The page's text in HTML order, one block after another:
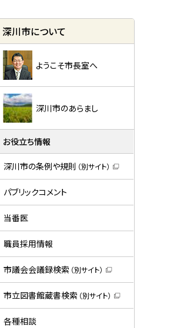
深川市について
ようこそ市長室へ
深川市のあらまし
お役立ち情報
深川市の条例や規則 （別サイト）
新
ィ
ウ
き
ま
す
）
パブリックコメント
当番医
職員採用情報
市議会会議録検索 （別サイト）
新
規
ウ
ィ
市立図書館蔵書検索 （別サイト）
新
各種相談